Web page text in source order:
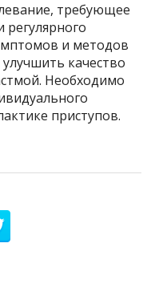
требующее
и методов
качество
Необходимо
приступов.